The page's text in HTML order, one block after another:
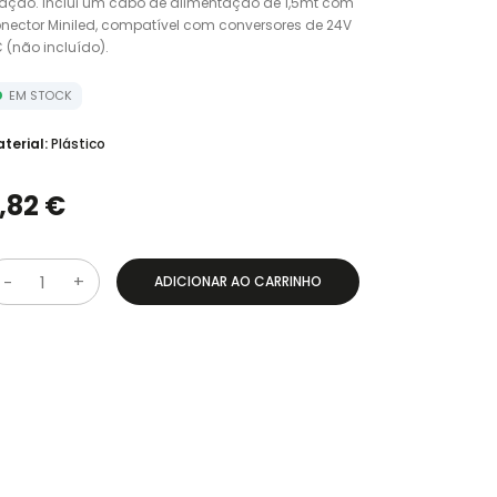
Miniled, compatível com conversores de 24V
(não incluído).
EM STOCK
Plástico
€
ADICIONAR AO CARRINHO